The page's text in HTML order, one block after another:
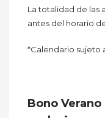
La totalidad de las
antes del horario
*Calendario sujeto
Bono